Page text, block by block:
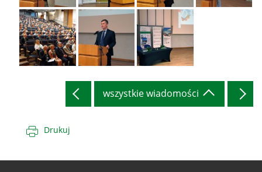
Konferencja
"Przyszłość
terenów
pogórniczych"
(7)
Konferencja
"Przyszłość
terenów
pogórniczych"
(6)
Konferencja
"Przyszłość
terenów
pogórniczych"
(5)
"Przyszłość
pogórniczych"
"Przyszłość
terenów
pogórniczych"
"Przyszłość
terenów
wszystkie wiadomości
Drukuj